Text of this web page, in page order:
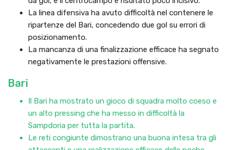
La linea difensiva ha avuto difficoltà nel contenere le
ripartenze del Bari, concedendo due gol su errori di
posizionamento.
La mancanza di una finalizzazione efficace ha segnato
negativamente le prestazioni offensive.
Bari
Il Bari ha mostrato un gioco di squadra molto coeso e
un alto pressing che ha messo in difficoltà la
Sampdoria per tutta la partita.
Le reti congiunte dimostrano una buona intesa tra gli